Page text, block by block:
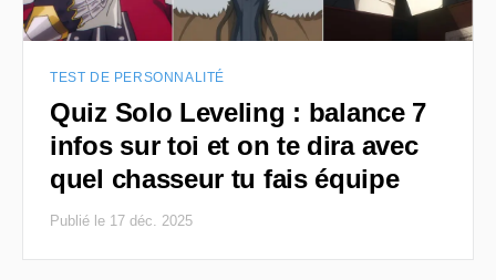
TEST DE PERSONNALITÉ
Quiz Solo Leveling : balance 7
infos sur toi et on te dira avec
quel chasseur tu fais équipe
Publié le 17 déc. 2025